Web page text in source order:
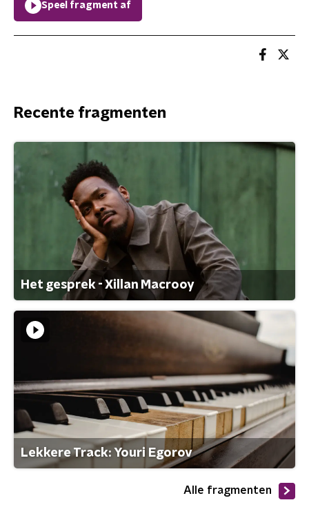
Speel fragment af
Recente fragmenten
Het gesprek - Xillan Macrooy
Lekkere Track: Youri Egorov
Alle fragmenten